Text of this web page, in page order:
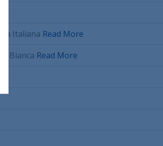
Italiana Read More
Bianca Read More